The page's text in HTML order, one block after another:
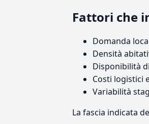
Fattori che
Domanda
Densità
Disponibilità
Costi logistici
Variabilità
La fascia indicata